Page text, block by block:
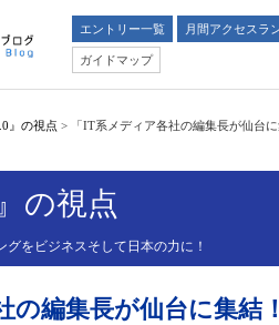
エントリー一覧 月間アクセスラ
ガイドマップ
』の視点 >
「IT系メディア各社の編集長が仙台
の視点
グをビジネスそして日本の力に！
の編集長が仙台に集結